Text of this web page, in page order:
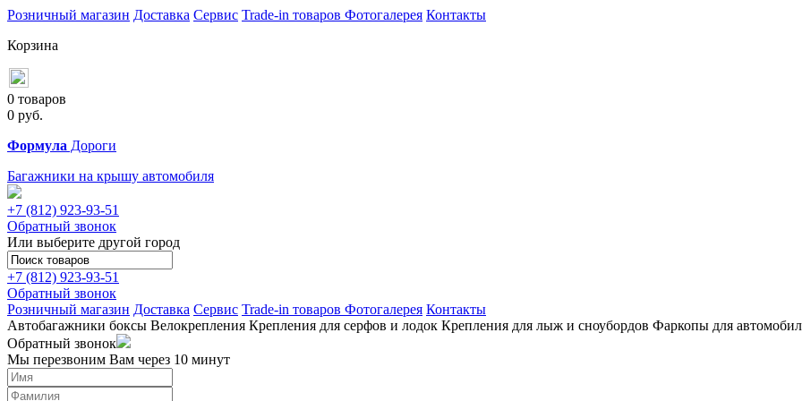
Розничный магазин Доставка Сервис Trade-in товаров Фотогалерея Контакты
Корзина
0 товаров
0 руб.
Формула Дороги
Багажники на крышу автомобиля
+7 (812) 923-93-51
Обратный звонок
Или выберите другой город
+7 (812) 923-93-51
Обратный звонок
Розничный магазин Доставка Сервис Trade-in товаров Фотогалерея Контакты
Автобагажники боксы Велокрепления Крепления для серфов и лодок Крепления для лыж и сноубордов Фаркопы для
Обратный звонок
Мы перезвоним Вам через 10 минут